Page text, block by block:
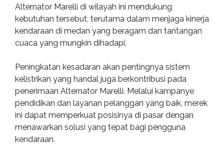
Alternator Marelli di wilayah ini mendukung
kebutuhan tersebut, terutama dalam menjaga kinerja
kendaraan di medan yang beragam dan tantangan
cuaca yang mungkin dihadapi.
Peningkatan kesadaran akan pentingnya sistem
kelistrikan yang handal juga berkontribusi pada
penerimaan Alternator Marelli. Melalui kampanye
pendidikan dan layanan pelanggan yang baik, merek
ini dapat memperkuat posisinya di pasar dengan
menawarkan solusi yang tepat bagi pengguna
kendaraan.